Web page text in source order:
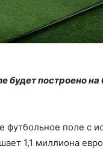
будет построено
футбольное поле с
1,1 миллиона